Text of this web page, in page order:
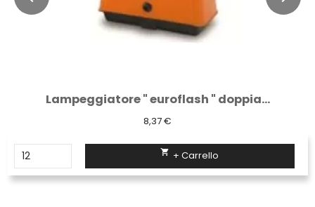
Lampeggiatore " euroflash " doppia...
8,37 €
 + Carrello